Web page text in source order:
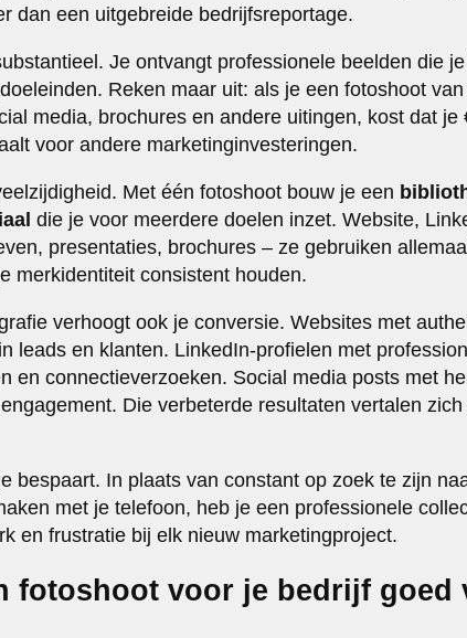
dan een uitgebreide bedrijfsreportage.
Je ontvangt professionele beelden die
Reken maar uit: als je een fotoshoot
media, brochures en andere uitingen, kost dat je
voor andere marketinginvesteringen.
Met één fotoshoot bouw je een
die je voor meerdere doelen inzet. Website,
presentaties, brochures – ze gebruiken
merkidentiteit consistent houden.
verhoogt ook je conversie. Websites met
leads en klanten. LinkedIn-profielen met
en connectieverzoeken. Social media posts met
Die verbeterde resultaten vertalen
bespaart. In plaats van constant op zoek te zijn
met je telefoon, heb je een professionele
en frustratie bij elk nieuw marketingproject.
fotoshoot voor je bedrijf goed